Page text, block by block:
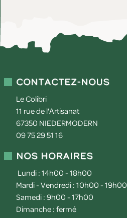
Contactez-nous
Le Colibri
11 rue de l'Artisanat
67350 NIEDERMODERN
09 75 29 51 16
Nos horaires
Lundi : 14h00 - 18h00
Mardi - Vendredi : 10h00 - 19h00
Samedi : 9h00 - 17h00
Dimanche : fermé